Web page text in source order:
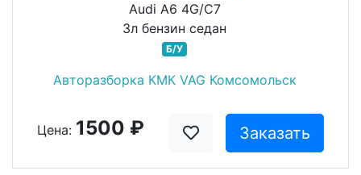
Audi A6 4G/C7
3л бензин седан
Б/У
Авторазборка КМК VAG Комсомольск
Цена: 1500 ₽ Заказать